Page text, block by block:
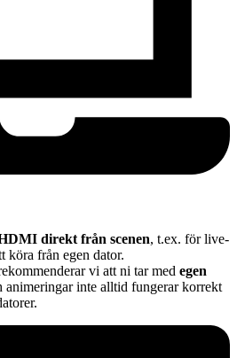
direkt från scenen, t.ex. för live-
köra från egen dator.
vi att ni tar med egen
animeringar inte alltid fungerar korrekt